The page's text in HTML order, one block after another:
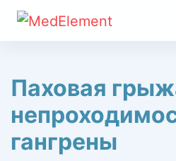
Паховая
гангрены